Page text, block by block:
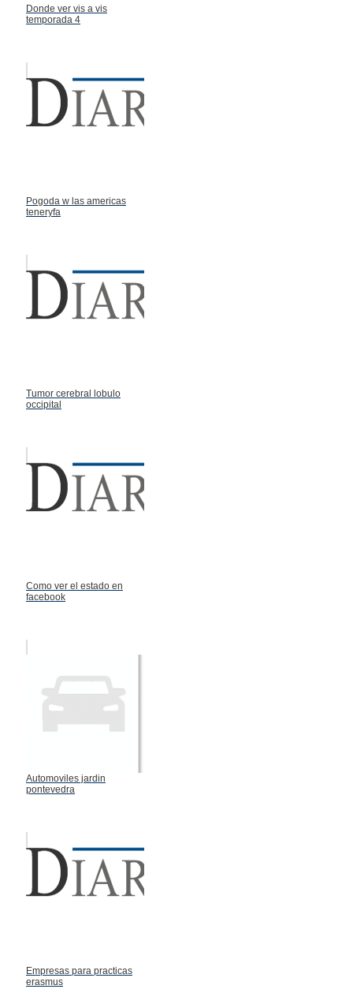
Donde ver vis a vis
temporada 4
Pogoda w las americas
teneryfa
Tumor cerebral lobulo
occipital
Como ver el estado en
facebook
Automoviles jardin
pontevedra
Empresas para practicas
erasmus